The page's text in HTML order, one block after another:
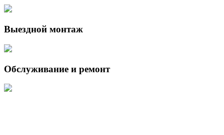
Выездной монтаж
Обслуживание и ремонт